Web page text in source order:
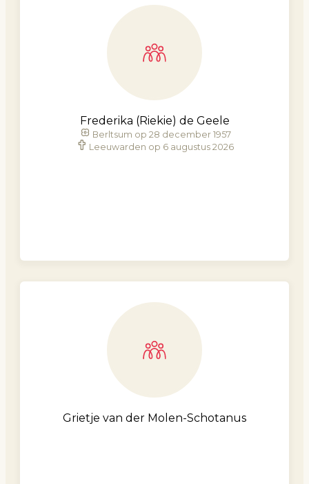
Frederika (Riekie) de Geele
Berltsum op 28 december 1957
Leeuwarden op 6 augustus 2026
Grietje van der Molen-Schotanus